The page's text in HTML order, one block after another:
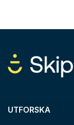
UTFORSKA